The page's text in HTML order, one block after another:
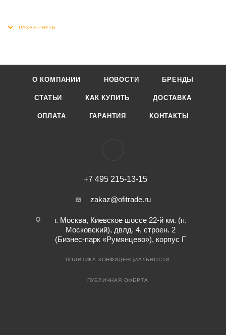
О КОМПАНИИ НОВОСТИ БРЕНДЫ
СТАТЬИ КАК КУПИТЬ ДОСТАВКА
ОПЛАТА ГАРАНТИЯ КОНТАКТЫ
+7 495 215-13-15
zakaz@ofitrade.ru
г. Москва, Киевское шоссе 22-й км. (п.
Московский), двлд. 4, строен. 2
(Бизнес-парк «Румянцево»), корпус Г
ПОЛИТИКА КОНФИДЕНЦИАЛЬНОСТИ
ПУБЛИЧНАЯ ОФЕРТА